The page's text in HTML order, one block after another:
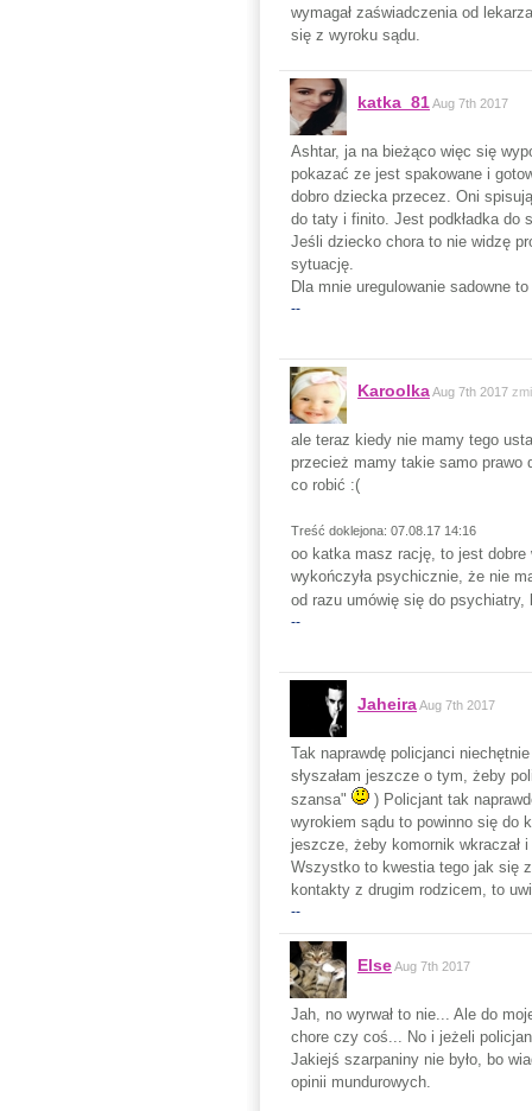
wymagał zaświadczenia od
się z wyroku sądu.
katka_81Aug 7th 2017
Ashtar, ja na bieżąco więc się
pokazać ze jest spakowane i
dobro dziecka przecez. Oni
do taty i finito. Jest podkładka do
Jeśli dziecko chora to nie widzę
sytuację.
Dla mnie uregulowanie sadowne
--
KaroolkaAug 7th 2017
ale teraz kiedy nie mamy tego
przecież mamy takie samo prawo
co robić :(
Treść doklejona: 07.08.17 14:16
oo katka masz rację, to jest
wykończyła psychicznie, że nie
od razu umówię się do
--
JaheiraAug 7th 2017
Tak naprawdę policjanci
słyszałam jeszcze o tym, żeby
szansa"
) Policjant tak
wyrokiem sądu to powinno się do
jeszcze, żeby komornik wkraczał
Wszystko to kwestia tego jak się
kontakty z drugim rodzicem, to
--
ElseAug 7th 2017
Jah, no wyrwał to nie... Ale do
chore czy coś... No i jeżeli
Jakiejś szarpaniny nie było, bo
opinii mundurowych.